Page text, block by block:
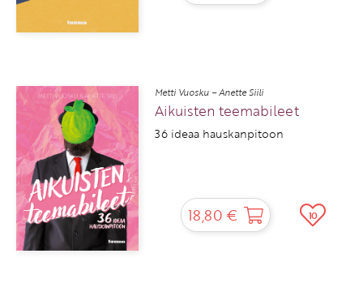
Metti Vuosku – Anette Siili
Aikuisten teemabileet
36 ideaa hauskanpitoon
18,80 € 10